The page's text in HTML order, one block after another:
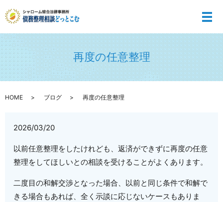
メ
再度の任意整理
HOME ブログ 再度の任意整理
2026/03/20
以前任意整理をしたけれども、返済ができずに再度の任意
整理をしてほしいとの相談を受けることがよくあります。
二度目の和解交渉となった場合、以前と同じ条件で和解で
きる場合もあれば、全く示談に応じないケースもありま